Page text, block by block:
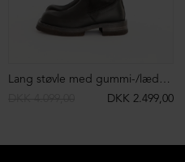
Lang støvle med gummi-/lædersål
DKK 2.499,00